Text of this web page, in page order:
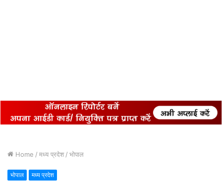
Home / मध्य प्रदेश / भोपाल
भोपाल मध्य प्रदेश